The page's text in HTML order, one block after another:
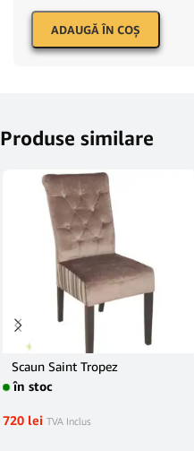
ADAUGĂ ÎN COŞ
Produse similare
Scaun Saint Tropez
în stoc
720 lei TVA Inclus